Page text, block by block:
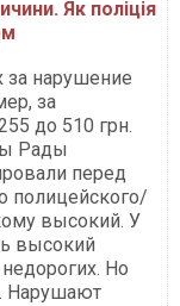
Як поліція
за нарушение
за
до 510 грн.
Рады
перед
полицейского/
высокий. У
высокий
Но
Нарушают